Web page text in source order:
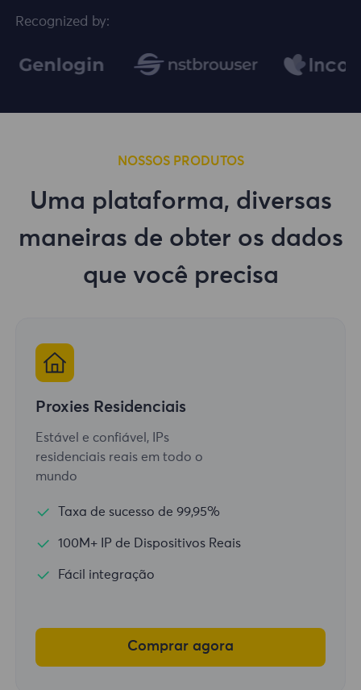
Recognized by:
NOSSOS PRODUTOS
Uma plataforma, diversas
maneiras de obter os dados
que você precisa
Proxies Residenciais
Estável e confiável, IPs
residenciais reais em todo o
mundo
Taxa de sucesso de 99,95%
100M+ IP de Dispositivos Reais
Fácil integração
Comprar agora